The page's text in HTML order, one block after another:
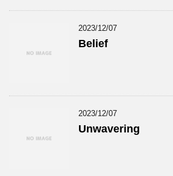
2023/12/07
Belief
2023/12/07
Unwavering